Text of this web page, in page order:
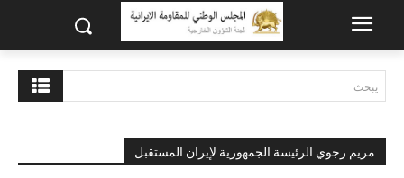
يبحث
مريم رجوي الرئيسة الجمهورية لإيران المستقبل